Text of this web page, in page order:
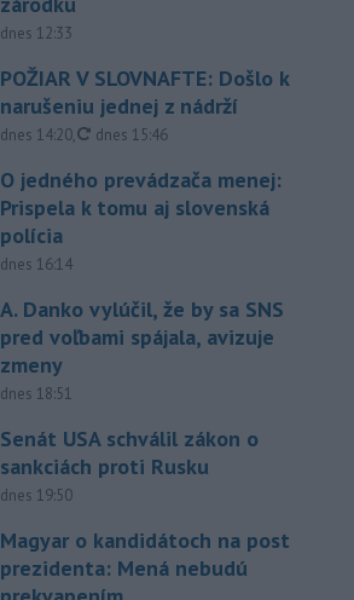
dnes 12:33
POŽIAR V SLOVNAFTE: Došlo k
narušeniu jednej z nádrží
dnes 14:20, aktualizované
dnes 15:46
O jedného prevádzača menej:
Prispela k tomu aj slovenská
polícia
dnes 16:14
A. Danko vylúčil, že by sa SNS
pred voľbami spájala, avizuje
zmeny
dnes 18:51
Senát USA schválil zákon o
sankciách proti Rusku
dnes 19:50
Magyar o kandidátoch na post
prezidenta: Mená nebudú